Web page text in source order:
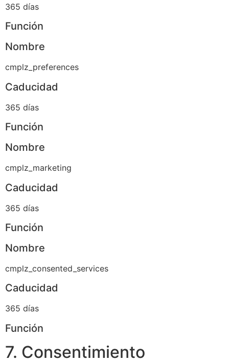
365 días
Función
Nombre
cmplz_preferences
Caducidad
365 días
Función
Nombre
cmplz_marketing
Caducidad
365 días
Función
Nombre
cmplz_consented_services
Caducidad
365 días
Función
7. Consentimiento